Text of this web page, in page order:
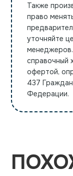
Также
право
уточняйте
справочный
офертой,
437
Федерации.